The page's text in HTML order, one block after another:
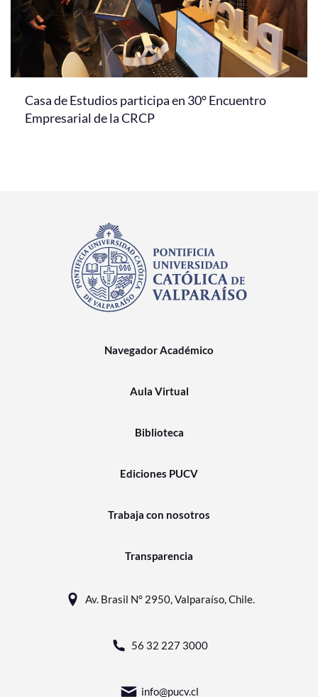
Casa de Estudios participa en 30° Encuentro
Empresarial de la CRCP
Navegador Académico
Aula Virtual
Biblioteca
Ediciones PUCV
Trabaja con nosotros
Transparencia
Av. Brasil N° 2950, Valparaíso, Chile.
56 32 227 3000
info@pucv.cl